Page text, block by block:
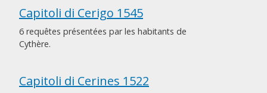
Capitoli di Cerigo 1545
6 requêtes présentées par les habitants de
Cythère.
Capitoli di Cerines 1522